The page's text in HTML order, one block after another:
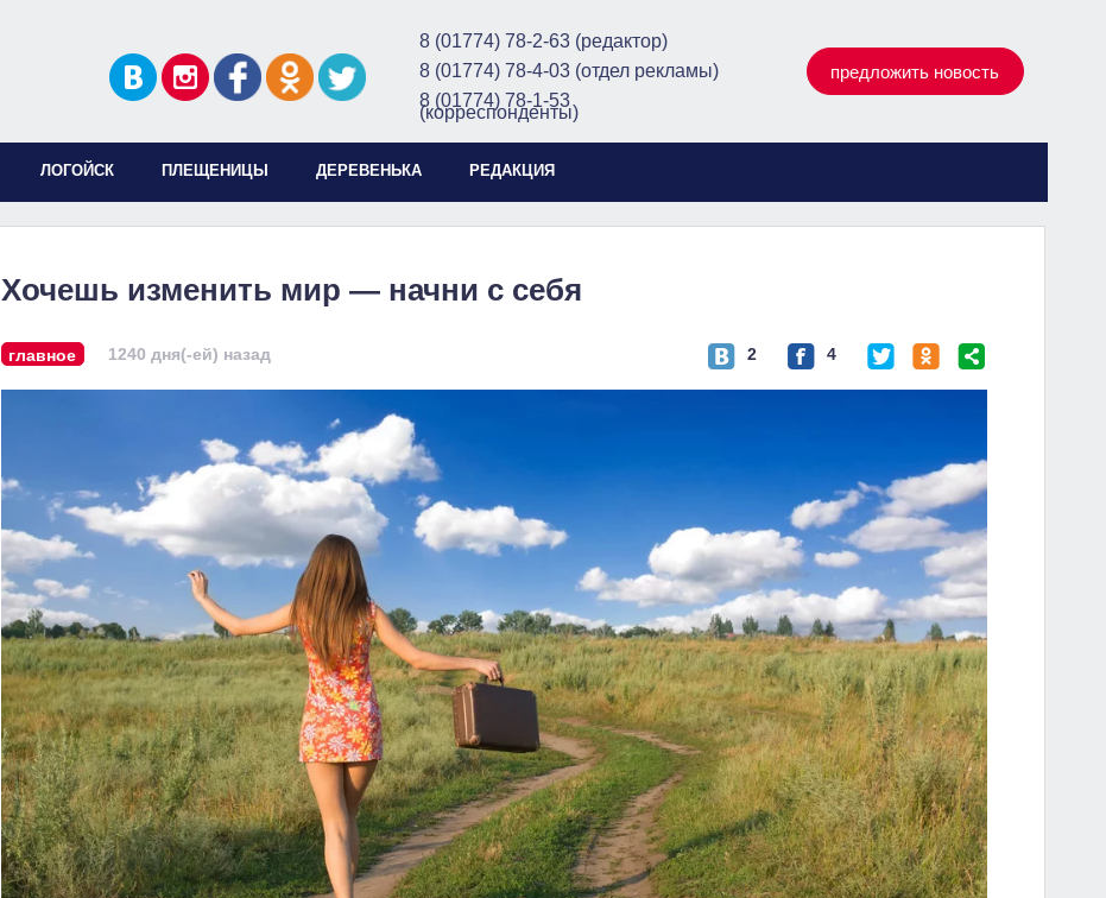
8 (01774) 78-2-63 (редактор)
8 (01774) 78-4-03 (отдел рекламы)
8 (01774) 78-1-53
(корреспонденты)
предложить новость
ЛОГОЙСК ПЛЕЩЕНИЦЫ ДЕРЕВЕНЬКА РЕДАКЦИЯ
Хочешь изменить мир — начни с себя
главное 1240 дня(-ей) назад 2 4